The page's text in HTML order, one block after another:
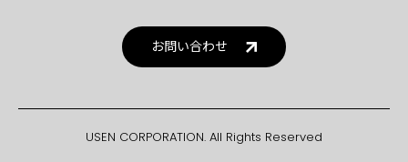
お問い合わせ
USEN CORPORATION. All Rights Reserved